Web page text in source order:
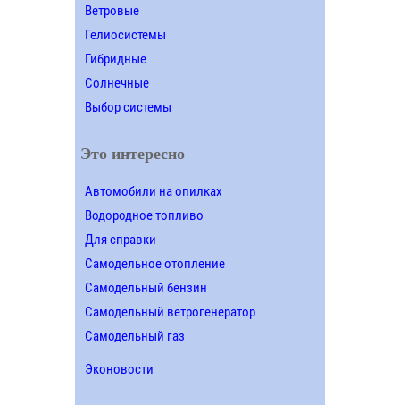
Ветровые
Гелиосистемы
Гибридные
Солнечные
Выбор системы
Это интересно
Автомобили на опилках
Водородное топливо
Для справки
Самодельное отопление
Самодельный бензин
Самодельный ветрогенератор
Самодельный газ
Эконовости